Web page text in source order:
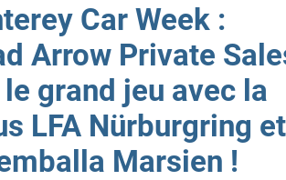
Car Week :
Arrow Private
grand jeu avec la
LFA Nürburgring et
Marsien !